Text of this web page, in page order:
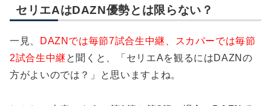
セリエAはDAZN優勢とは限らない？
一見、
DAZNでは毎節7試合生中継、スカパーでは毎節
2試合生中継 と聞くと、「セリエAを観るにはDAZNの
方がよいのでは？」と思いますよね。